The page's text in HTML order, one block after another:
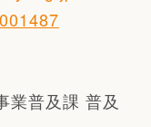
業普及課 普及